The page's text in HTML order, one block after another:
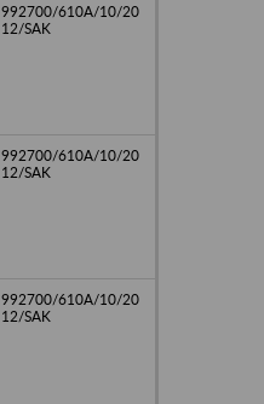
992700/610A/10/20
12/SAK
992700/610A/10/20
12/SAK
992700/610A/10/20
12/SAK